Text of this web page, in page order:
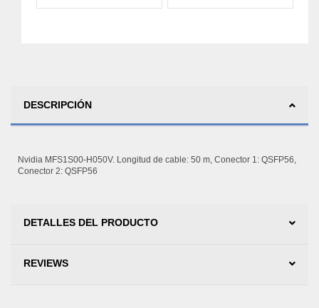
DESCRIPCIÓN
Nvidia MFS1S00-H050V. Longitud de cable: 50 m, Conector 1: QSFP56,
Conector 2: QSFP56
DETALLES DEL PRODUCTO
REVIEWS